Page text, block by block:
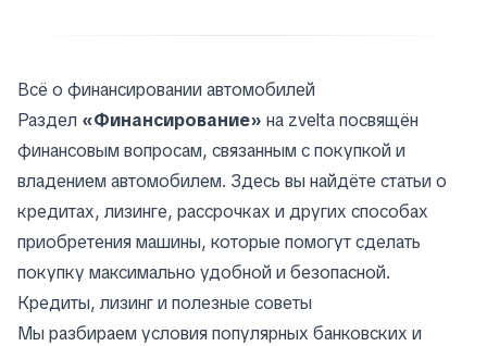
Всё о финансировании автомобилей
Раздел «Финансирование» на zvelta посвящён
финансовым вопросам, связанным с покупкой и
владением автомобилем. Здесь вы найдёте статьи о
кредитах, лизинге, рассрочках и других способах
приобретения машины, которые помогут сделать
покупку максимально удобной и безопасной.
Кредиты, лизинг и полезные советы
Мы разбираем условия популярных банковских и